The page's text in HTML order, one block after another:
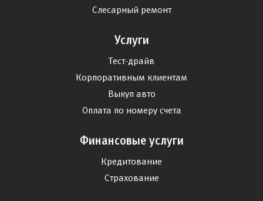
Слесарный ремонт
Услуги
Тест-драйв
Корпоративным клиентам
Выкуп авто
Оплата по номеру счета
Финансовые услуги
Кредитование
Страхование